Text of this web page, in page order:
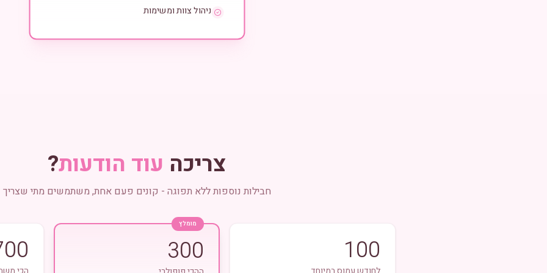
ניהול צוות ומשימות
צריכה עוד הודעות?
חבילות נוספות ללא תפוגה - קונים פעם אחת, משתמשים מתי שצריך
100
מומלץ
300